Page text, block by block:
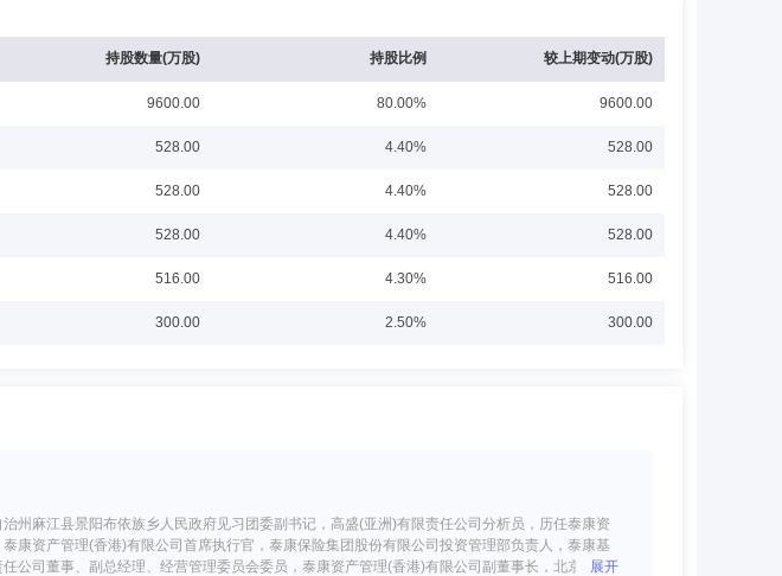
持股数量(万股) 持股比例 较上期变动(万股)
9600.00 80.00% 9600.00
528.00 4.40% 528.00
528.00 4.40% 528.00
528.00 4.40% 528.00
516.00 4.30% 516.00
300.00 2.50% 300.00
州麻江县景阳布依族乡人民政府见习团委副书记，高盛(亚洲)有限责任公司分析员，历任泰康资
康资产管理(香港)有限公司首席执行官，泰康保险集团股份有限公司投资管理部负责人，泰康基
公司董事、副总经理、经营管理委员会委员，泰康资产管理(香港)有限公司副董事长，北京泰康
展开